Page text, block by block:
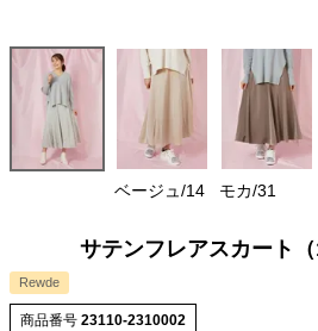
ベージュ/14 モカ/31
サテンフレアスカート（
Rewde
商品番号 23110-2310002